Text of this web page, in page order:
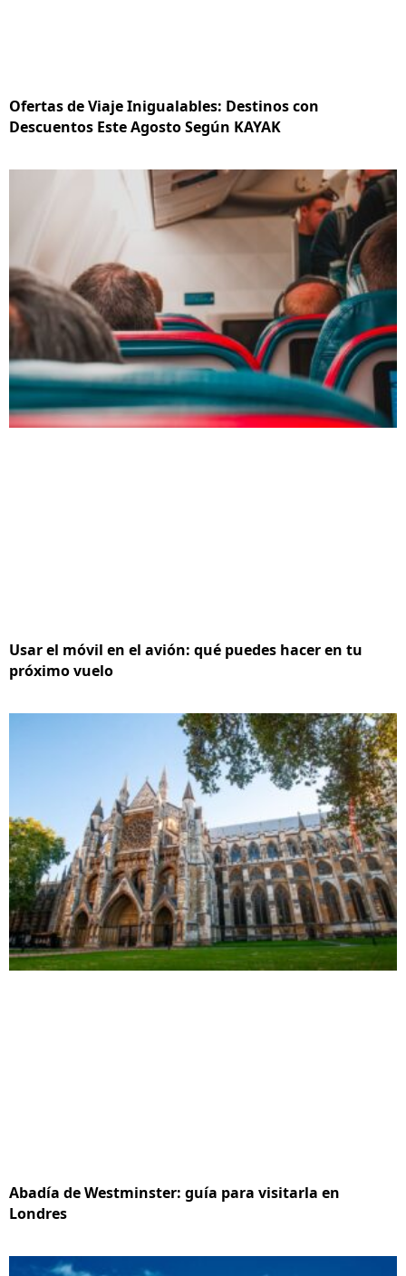
Ofertas de Viaje Inigualables: Destinos con
Descuentos Este Agosto Según KAYAK
Usar el móvil en el avión: qué puedes hacer en tu
próximo vuelo
Abadía de Westminster: guía para visitarla en
Londres